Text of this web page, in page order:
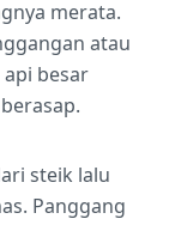
merata.
atau
besar
steik lalu
Panggang